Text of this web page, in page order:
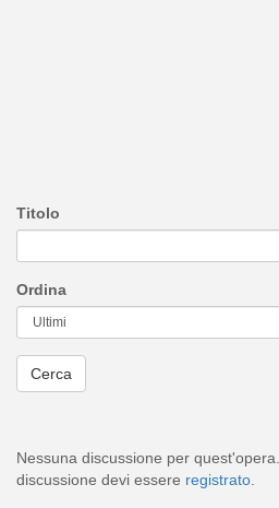
Titolo
Ordina
Nessuna discussione per
discussione devi essere registrato